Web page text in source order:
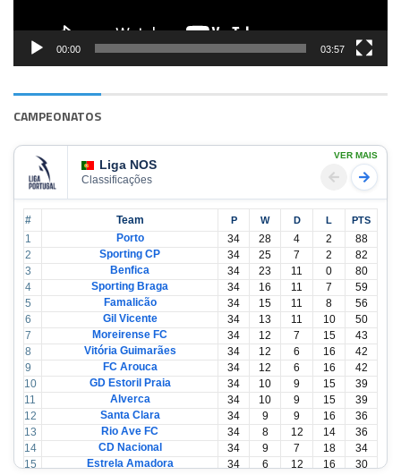
00:00 03:57
CAMPEONATOS
Liga NOS
Classificações
VER MAIS
# Team P W D L PTS
1 Porto 34 28 4 2
88
2
Sporting CP 34 25 7 2
82
3
Benfica 34 23 11 0
80
4
Sporting Braga 34 16 11 7
59
5
Famalicão 34 15 11 8
56
6
Gil Vicente 34 13 11 10
50
7
Moreirense FC 34 12 7 15
43
8
Vitória Guimarães 34 12 6 16
42
9
FC Arouca 34 12 6 16
42
10
GD Estoril Praia 34 10 9 15
39
11
Alverca 34 10 9 15
39
12
Santa Clara 34 9 9 16
36
13
Rio Ave FC 34 8 12 14
36
14
CD Nacional 34 9 7 18
34
15
Estrela Amadora 34 6 12 16
30